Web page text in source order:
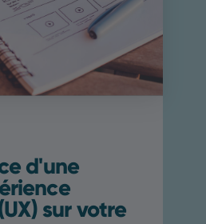
d'une
sur votre